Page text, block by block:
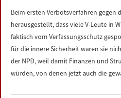
Beim ersten Verbotsverfahren gegen
herausgestellt, dass viele V-Leute in
faktisch vom Verfassungsschutz
für die innere Sicherheit waren sie
der NPD, weil damit Finanzen und
würden, von denen jetzt auch die